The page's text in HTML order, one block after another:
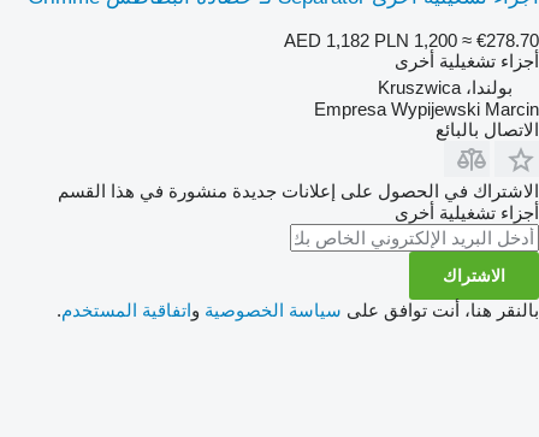
AED 1,182 PLN 1,200 ≈ €278.70
أجزاء تشغيلية أخرى
بولندا، Kruszwica
Empresa Wypijewski Marcin
الاتصال بالبائع
الاشتراك في الحصول على إعلانات جديدة منشورة في هذا القسم
أجزاء تشغيلية أخرى
الاشتراك
بالنقر هنا، أنت توافق على سياسة الخصوصية واتفاقية المستخدم.